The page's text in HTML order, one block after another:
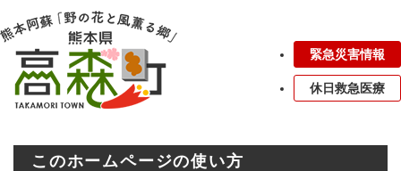
ー
ジ
メニューを飛ばして本文へ
緊急災害情報
休日救急医療
このホームページの使い方